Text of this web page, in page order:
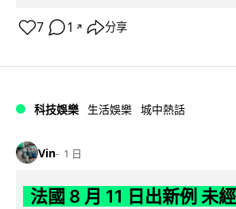
7 1 ↗ 分享
科技娛樂 生活娛樂 城中熱話
Vin 1 日
法國 8 月 11 日出新例 未